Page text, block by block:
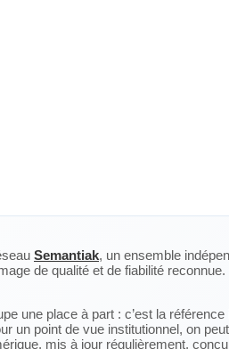
Semantiak, un ensemble
de qualité et de fiabilité
une place à part : c’est la
un point de vue institutionnel, on
mis à jour régulièrement,